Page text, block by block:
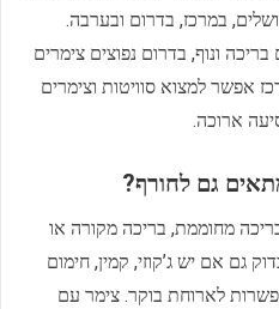
במרכז, בדרום ובערבה.
ונוף, בדרום נפוצים צימרים
אפשר למצוא סוויטות וצימרים
ארוכה.
מחוממת, בריכה מקורה או
גם אם יש ג’קוזי, קמין, חימום
לארוחת בוקר. צימר עם